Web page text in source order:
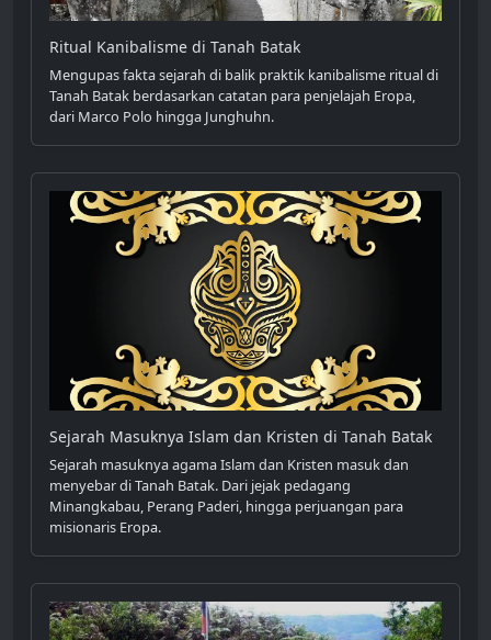
Ritual Kanibalisme di Tanah Batak
Mengupas fakta sejarah di balik praktik kanibalisme ritual di
Tanah Batak berdasarkan catatan para penjelajah Eropa,
dari Marco Polo hingga Junghuhn.
Sejarah Masuknya Islam dan Kristen di Tanah Batak
Sejarah masuknya agama Islam dan Kristen masuk dan
menyebar di Tanah Batak. Dari jejak pedagang
Minangkabau, Perang Paderi, hingga perjuangan para
misionaris Eropa.